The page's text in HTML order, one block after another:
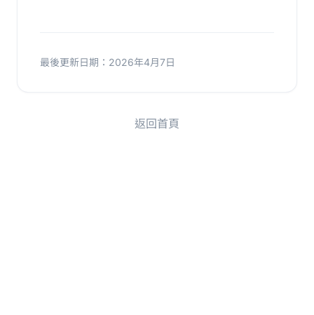
最後更新日期：2026年4月7日
返回首頁